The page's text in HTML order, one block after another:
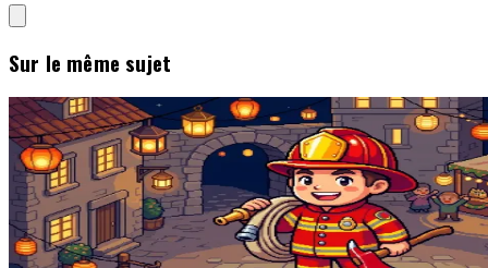
Sur le même sujet